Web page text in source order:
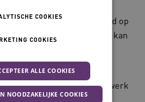
extra groot omdat
Positieve Gezondheid op
kunnen interpreteren. Dit kan
en goede
de weg staan.
concept-inflatie in een netwerk
signalen:
COOKIES
COOKIES
ALLE COOKIES
NOODZAKELIJKE COOKIES